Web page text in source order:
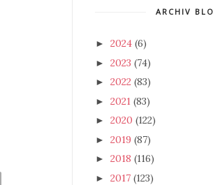
ARCHIV
► 2024 (6)
► 2023 (74)
► 2022 (83)
► 2021 (83)
► 2020 (122)
► 2019 (87)
► 2018 (116)
► 2017 (123)